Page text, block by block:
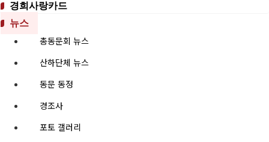
경희사랑카드
뉴스
총동문회 뉴스
산하단체 뉴스
동문 동정
경조사
포토 갤러리